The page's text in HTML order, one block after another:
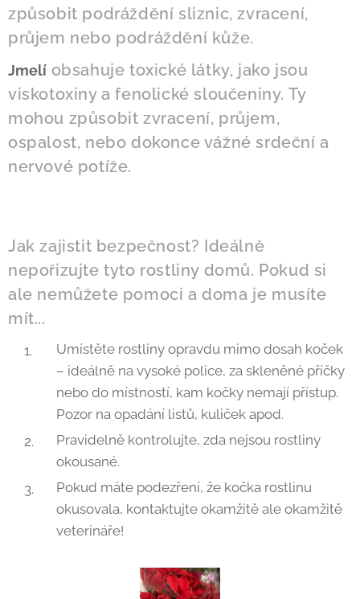
způsobit podráždění sliznic, zvracení,
průjem nebo podráždění kůže.
Jmelí obsahuje toxické látky, jako jsou
viskotoxiny a fenolické sloučeniny. Ty
mohou způsobit zvracení, průjem,
ospalost, nebo dokonce vážné srdeční a
nervové potíže.
Jak zajistit bezpečnost? Ideálně
nepořizujte tyto rostliny domů. Pokud si
ale nemůžete pomoci a doma je musíte
mít...
Umístěte rostliny opravdu mimo dosah koček
– ideálně na vysoké police, za skleněné příčky
nebo do místností, kam kočky nemají přístup.
Pozor na opadání listů, kuliček apod.
Pravidelně kontrolujte, zda nejsou rostliny
okousané.
Pokud máte podezření, že kočka rostlinu
okusovala, kontaktujte okamžitě ale okamžitě
veterináře!